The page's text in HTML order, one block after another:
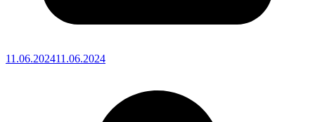
11.06.202411.06.2024